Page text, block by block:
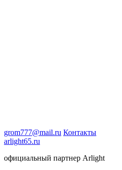
grom777@mail.ru Контакты
arlight65.ru
официальный партнер Arlight